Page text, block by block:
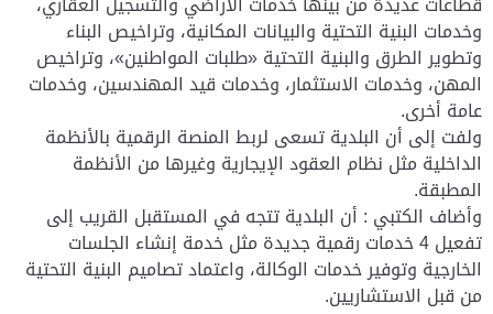
وخدمات البنية التحتية والبيانات المكانية، وتراخيص البناء
وتطوير الطرق والبنية التحتية «طلبات المواطنين»، وتراخيص
المهن، وخدمات الاستثمار، وخدمات قيد المهندسين، وخدمات
عامة أخرى.
ولفت إلى أن البلدية تسعى لربط المنصة الرقمية بالأنظمة
الداخلية مثل نظام العقود الإيجارية وغيرها من الأنظمة
المطبقة.
وأضاف الكتبي : أن البلدية تتجه في المستقبل القريب إلى
تفعيل 4 خدمات رقمية جديدة مثل خدمة إنشاء الجلسات
الخارجية وتوفير خدمات الوكالة، واعتماد تصاميم البنية التحتية
من قبل الاستشاريين.